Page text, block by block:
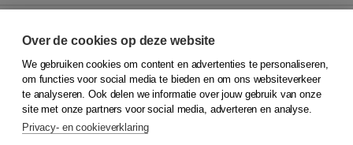
© 2026Koninklijke Boom uitgevers
Klantenservice
Service & informatie
Contact
Over de cookies op deze website
We gebruiken cookies om content en advertenties te personaliseren,
om functies voor social media te bieden en om ons websiteverkeer
te analyseren. Ook delen we informatie over jouw gebruik van onze
site met onze partners voor social media, adverteren en analyse.
Privacy- en cookieverklaring